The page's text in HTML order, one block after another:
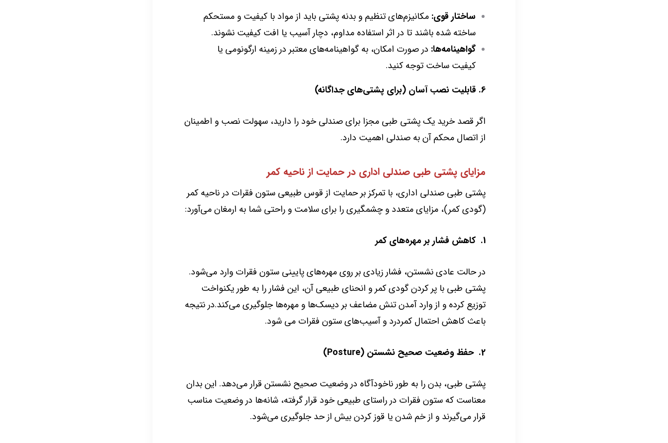
ساختار قوی: مکانیزم‌های تنظیم و بدنه پشتی باید از مواد با کیفیت و مستحکم
ساخته شده باشند تا در اثر استفاده مداوم، دچار آسیب یا افت کیفیت نشوند.
گواهینامه‌ها: در صورت امکان، به گواهینامه‌های معتبر در زمینه ارگونومی یا
کیفیت ساخت توجه کنید.
6. قابلیت نصب آسان (برای پشتی‌های جداگانه)
اگر قصد خرید یک پشتی طبی مجزا برای صندلی خود را دارید، سهولت نصب و اطمینان
از اتصال محکم آن به صندلی اهمیت دارد.
مزایای پشتی طبی صندلی اداری در حمایت از ناحیه کمر
پشتی طبی صندلی اداری، با تمرکز بر حمایت از قوس طبیعی ستون فقرات در ناحیه کمر
(گودی کمر)، مزایای متعدد و چشمگیری را برای سلامت و راحتی شما به ارمغان می‌آورد:
1. کاهش فشار بر مهره‌های کمر
در حالت عادی نشستن، فشار زیادی بر روی مهره‌های پایینی ستون فقرات وارد می‌شود.
پشتی طبی با پر کردن گودی کمر و انحنای طبیعی آن، این فشار را به طور یکنواخت
توزیع کرده و از وارد آمدن تنش مضاعف بر دیسک‌ها و مهره‌ها جلوگیری می‌کند.در نتیجه
باعث کاهش احتمال کمردرد و آسیب‌های ستون فقرات می شود.
2. حفظ وضعیت صحیح نشستن (Posture)
پشتی طبی، بدن را به طور ناخودآگاه در وضعیت صحیح نشستن قرار می‌دهد. این بدان
معناست که ستون فقرات در راستای طبیعی خود قرار گرفته، شانه‌ها در وضعیت مناسب
قرار می‌گیرند و از خم شدن یا قوز کردن بیش از حد جلوگیری می‌شود.